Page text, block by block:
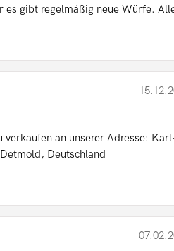
es gibt regelmäßig neue Würfe.
verkaufen an unserer Adresse:
Deutschland